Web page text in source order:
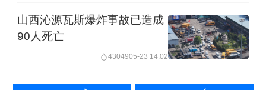
市铺筑共102公里的示范路段，累计利用
各类固废493万吨，减少筑路材料购置支
山西沁源瓦斯爆炸事故已造成
90人死亡
4304905-23 14:02